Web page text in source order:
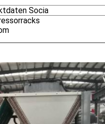
Socia